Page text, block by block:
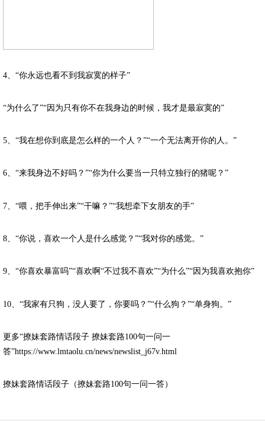
4、“你永远也看不到我寂寞的样子”
“为什么了”“因为只有你不在我身边的时候，我才是最寂寞的”
5、“我在想你到底是怎么样的一个人？”“一个无法离开你的人。”
6、“来我身边不好吗？”“你为什么要当一只特立独行的猪呢？”
7、“喂，把手伸出来”“干嘛？”“我想牵下女朋友的手”
8、“你说，喜欢一个人是什么感觉？”“我对你的感觉。”
9、“你喜欢暴富吗”“喜欢啊“不过我不喜欢”“为什么”“因为我喜欢抱你”
10、“我家有只狗，没人要了，你要吗？”“什么狗？”“单身狗。”
更多“撩妹套路情话段子 撩妹套路100句一问一
答”https://www.lmtaolu.cn/news/newslist_j67v.html
撩妹套路情话段子（撩妹套路100句一问一答）